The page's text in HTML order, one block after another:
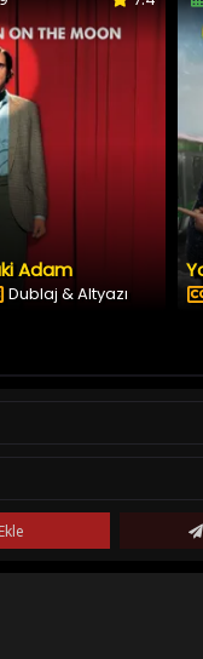
Adam
Dublaj & Altyazı